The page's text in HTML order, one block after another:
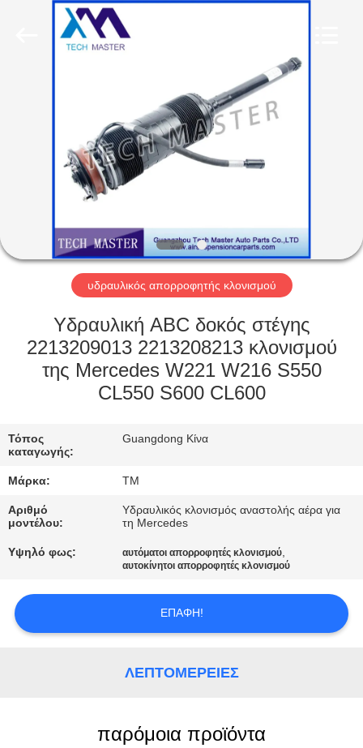
ΠΡΟΪΌΝΤΑ
ΒΊΝΤΕΟ
ΣΧΕΤΙΚΆ
ΜΕ
ΞΕΝΆΓΗΣΗ
ΣΤΟ
ΕΡΓΟΣΤΆΣΙΟ
ΕΛΕΓΧΟΣ
ΠΟΙΌΤΗΤΑΣ
ΕΠΙΚΟΙΝΩΝΉΣΤΕ
ΜΑΖΊ
ΝΈΑ
ΠΡΟΣΦΟΡΆ
υδραυλικός απορροφητής κλονισμού
Υδραυλική ABC δοκός στέγης
2213209013 2213208213 κλονισμού
της Mercedes W221 W216 S550
CL550 S600 CL600
Τόπος
καταγωγής:
Guangdong Κίνα
Μάρκα: TM
Αριθμό
μοντέλου:
Υδραυλικός κλονισμός αναστολής αέρα για
τη Mercedes
Υψηλό φως: αυτόματοι απορροφητές κλονισμού,
αυτοκίνητοι απορροφητές κλονισμού
ΕΠΑΦΉ!
ΛΕΠΤΟΜΈΡΕΙΕΣ
παρόμοια προϊόντα